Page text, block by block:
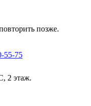
позже.
55-75
2 этаж.